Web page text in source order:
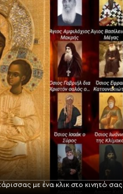
με ένα κλικ στο κινητό σας